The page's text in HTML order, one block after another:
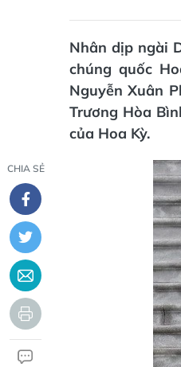
Nhân dịp ngài
chúng quốc
Nguyễn Xuân
Trương Hòa
của Hoa Kỳ.
CHIA SẺ